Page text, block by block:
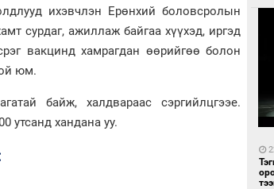
ихэвчлэн Ерөнхий боловсролын
сурдаг, ажиллаж байгаа хүүхэд, иргэд
вакцинд хамрагдан өөрийгөө болон
юм.
байж, халдвараас сэргийлцгээе.
утсанд хандана уу.